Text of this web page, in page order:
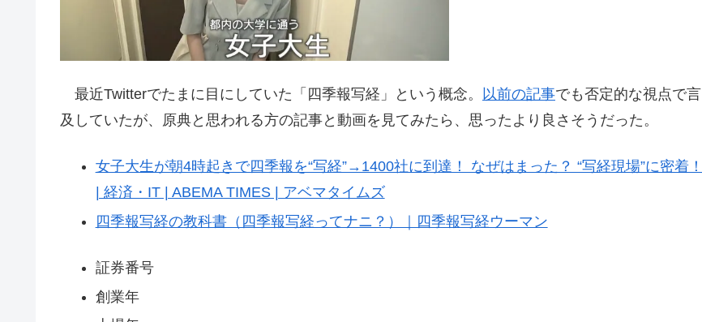
最近Twitterでたまに目にしていた「四季報写経」という概念。 以前の記事でも否定的な視点で言
及していたが、原典と思われる方の記事と動画を見てみたら、思ったより良さそうだった。
女子大生が朝4時起きで四季報を“写経”→1400社に到達！ なぜはまった？ “写経現場”に密着！
| 経済・IT | ABEMA TIMES | アベマタイムズ
四季報写経の教科書（四季報写経ってナニ？）｜四季報写経ウーマン
証券番号
創業年